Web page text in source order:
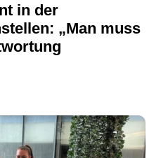
in der
„Man muss